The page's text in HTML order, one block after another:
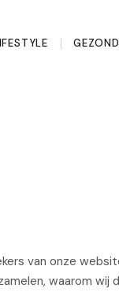
van onze
waarom wij